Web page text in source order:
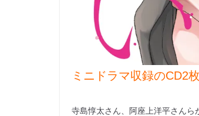
ミニドラマ収録のCD2
寺島惇太さん、阿座上洋平さん